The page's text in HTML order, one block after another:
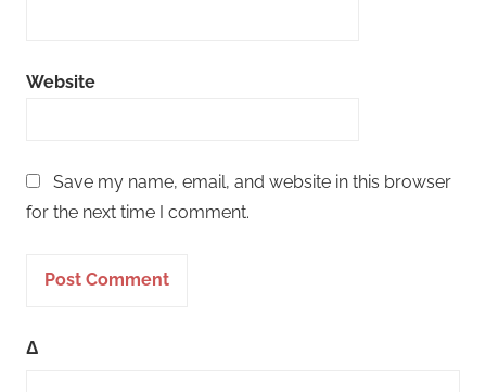
Website
Save my name, email, and website in this browser
for the next time I comment.
Δ